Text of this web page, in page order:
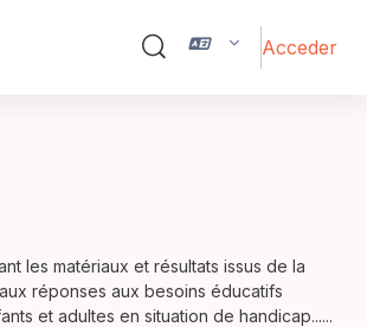
Selector de búsqueda de
Acceder
les matériaux et résultats issus de la
réponses aux besoins éducatifs
et adultes en situation de handicap......